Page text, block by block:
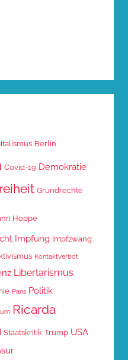
Berlin
Covid-19 Demokratie
Grundrechte
Hoppe
Impfung Impfzwang
Kontaktverbot
Libertarismus
Paris Politik
Ricarda
Staatskritik Trump USA